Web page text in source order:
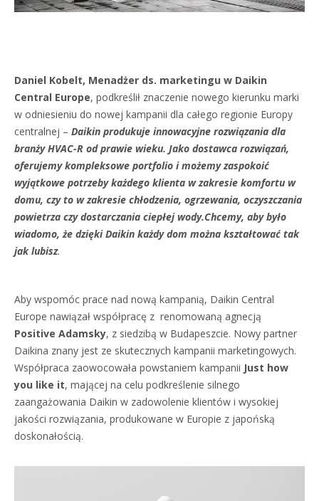
Daniel Kobelt, Menadżer ds. marketingu w Daikin
Central Europe, podkreślił znaczenie nowego kierunku marki
w odniesieniu do nowej kampanii dla całego regionie Europy
centralnej – Daikin produkuje innowacyjne rozwiązania dla
branży HVAC-R od prawie wieku. Jako dostawca rozwiązań,
oferujemy kompleksowe portfolio i możemy zaspokoić
wyjątkowe potrzeby każdego klienta w zakresie komfortu w
domu, czy to w zakresie chłodzenia, ogrzewania, oczyszczania
powietrza czy dostarczania ciepłej wody.Chcemy, aby było
wiadomo, że dzięki Daikin każdy dom można kształtować tak
jak lubisz.
Aby wspomóc prace nad nową kampanią, Daikin Central
Europe nawiązał współpracę z renomowaną agnecją
Positive Adamsky, z siedzibą w Budapeszcie. Nowy partner
Daikina znany jest ze skutecznych kampanii marketingowych.
Współpraca zaowocowała powstaniem kampanii Just how
you like it, mającej na celu podkreślenie silnego
zaangażowania Daikin w zadowolenie klientów i wysokiej
jakości rozwiązania, produkowane w Europie z japońską
doskonałością.